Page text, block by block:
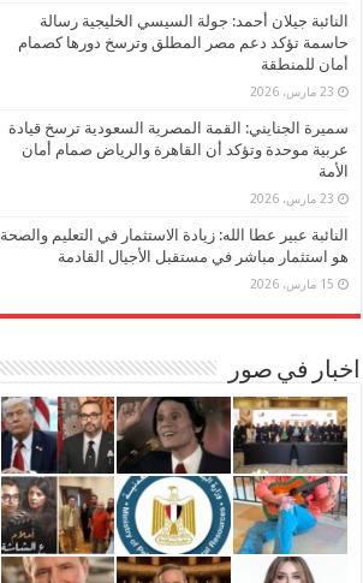
النائبة جيلان أحمد: جولة السيسي الخليجية رسالة
حاسمة تؤكد دعم مصر المطلق وترسخ دورها كصمام
أمان للمنطقة
23 مارس، 2026
سميرة الجنايني: القمة المصرية السعودية ترسخ قيادة
عربية موحدة وتؤكد أن القاهرة والرياض صمام أمان
الأمة
23 مارس، 2026
النائبة عبير عطا الله: زيادة الاستثمار في التعليم والصحة
هو استثمار مباشر في مستقبل الأجيال القادمة
15 مارس، 2026
اخبار في صور